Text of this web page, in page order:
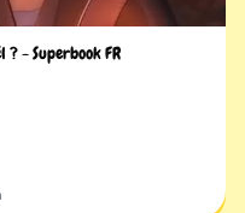
? - Superbook FR